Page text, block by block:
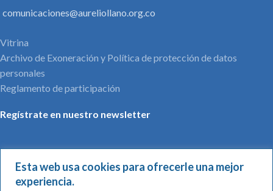
Esta web usa cookies para ofrecerle una mejor
experiencia.
comunicaciones@aureliollano.org.co
Vitrina
Archivo de Exoneración y Política de protección de datos
personales
Reglamento de participación
Regístrate en nuestro newsletter
Nombre*: